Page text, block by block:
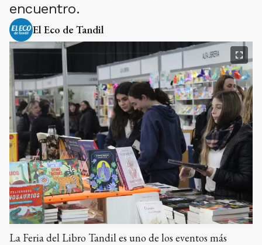
encuentro.
El Eco de Tandil
La Feria del Libro Tandil es uno de los eventos más